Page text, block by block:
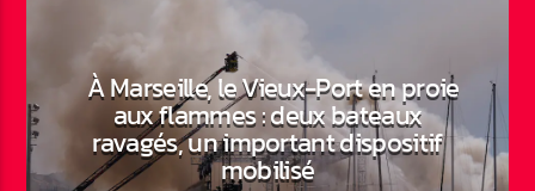
À Marseille, le Vieux-Port en proie
aux flammes : deux bateaux
ravagés, un important dispositif
mobilisé